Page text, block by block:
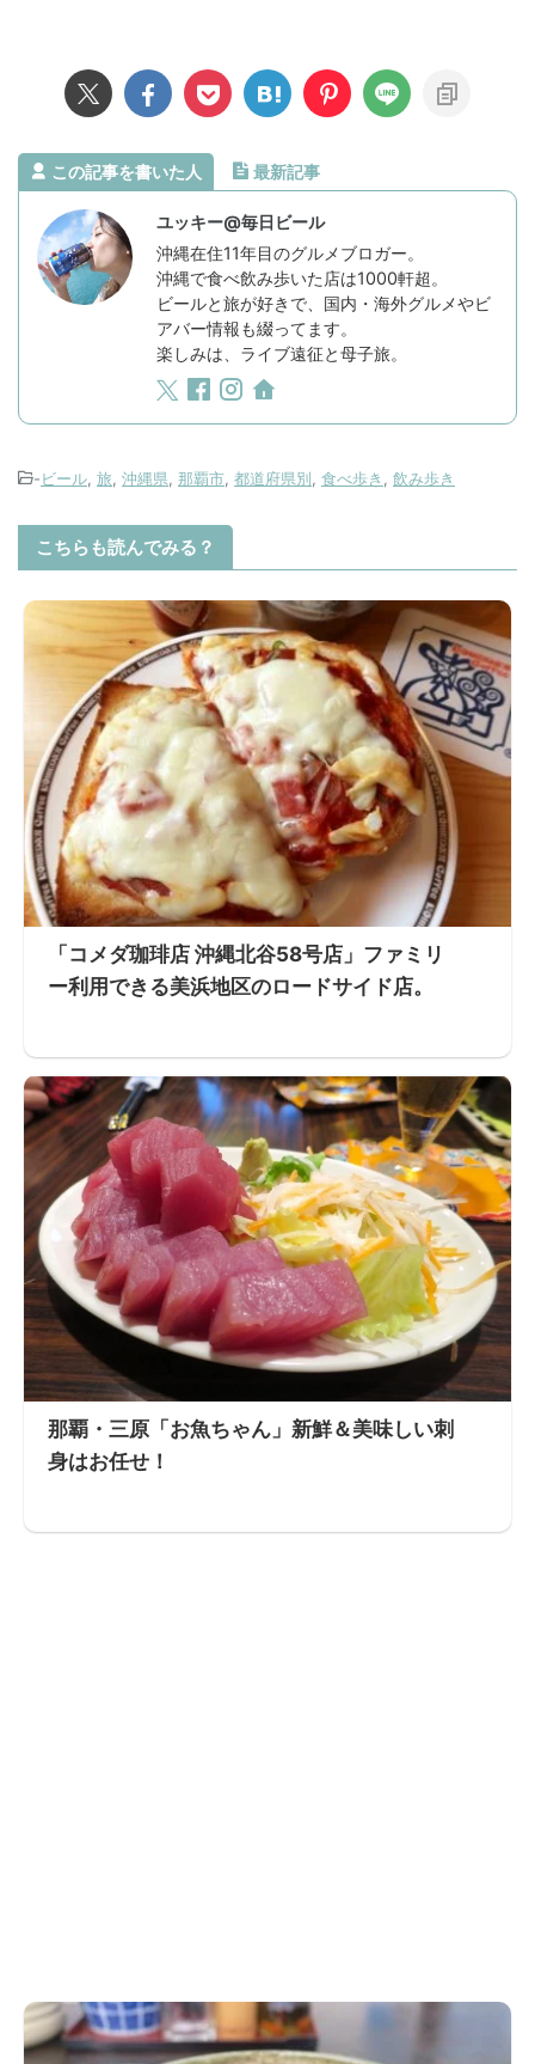
この記事を書いた人 最新記事
ユッキー@毎日ビール
沖縄在住11年目のグルメブロガー。
沖縄で食べ飲み歩いた店は1000軒超。
ビールと旅が好きで、国内・海外グルメやビ
アバー情報も綴ってます。
楽しみは、ライブ遠征と母子旅。
-ビール, 旅, 沖縄県, 那覇市, 都道府県別, 食べ歩き , 飲み歩き
こちらも読んでみる？
「コメダ珈琲店 沖縄北谷58号店」ファミリ
ー利用できる美浜地区のロードサイド店。
那覇・三原「お魚ちゃん」新鮮＆美味しい刺
身はお任せ！